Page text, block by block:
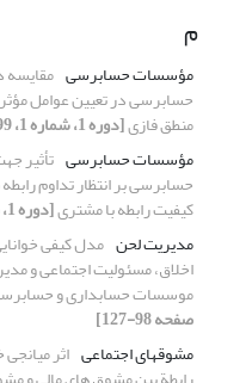
م
مؤسسات حسابرسی
حسابرسی در تعیین عوامل
منطق فازی[دوره 1، شماره 1، 1399-1400، صفحه 72-89]
مؤسسات حسابرسی تأثیر
حسابرسی بر انتظار تداوم
کیفیت رابطه با مشتری[دوره 1، شماره 3، 1399-1400، صفحه 8-26]
مدیریت لحن مدل کیفی
اخلاق، مسئولیت اجتماعی و
موسسات حسابداری و
صفحه 98-127]
مشوقهای اجتماعی اثر